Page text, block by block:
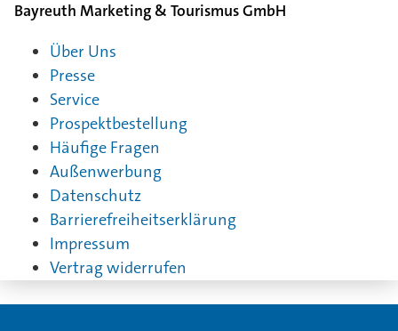
Bayreuth Marketing & Tourismus GmbH
Über Uns
Presse
Service
Prospektbestellung
Häufige Fragen
Außenwerbung
Datenschutz
Barrierefreiheitserklärung
Impressum
Vertrag widerrufen